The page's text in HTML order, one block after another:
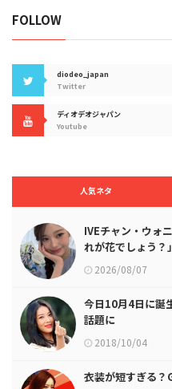
FOLLOW
diodeo_japan
Twitter
ディオデオジャパン
Youtube
人気ネタ
IVEチャン・ウォ
れが花でしょう？」
2026/08/07
今日10月4日に誕
話題に
2018/10/04
衣装が短すぎる